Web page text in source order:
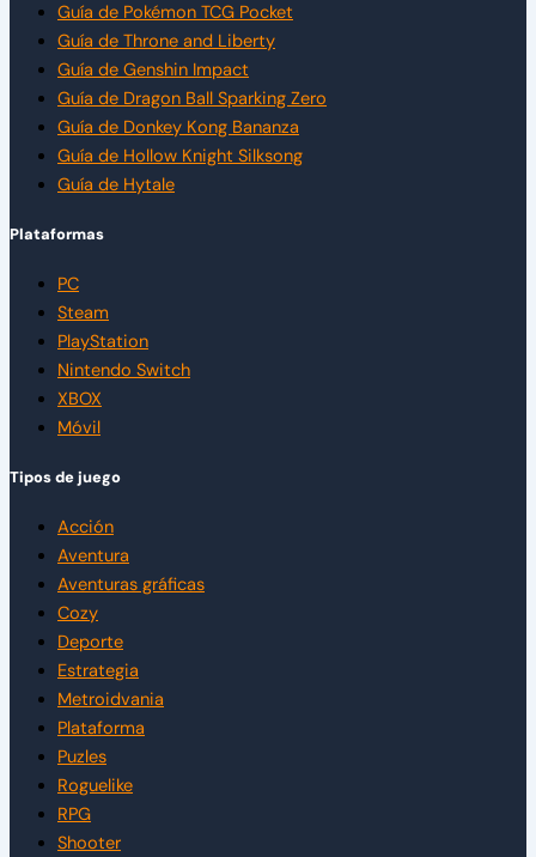
Guía de Pokémon TCG Pocket
Guía de Throne and Liberty
Guía de Genshin Impact
Guía de Dragon Ball Sparking Zero
Guía de Donkey Kong Bananza
Guía de Hollow Knight Silksong
Guía de Hytale
Plataformas
PC
Steam
PlayStation
Nintendo Switch
XBOX
Móvil
Tipos de juego
Acción
Aventura
Aventuras gráficas
Cozy
Deporte
Estrategia
Metroidvania
Plataforma
Puzles
Roguelike
RPG
Shooter